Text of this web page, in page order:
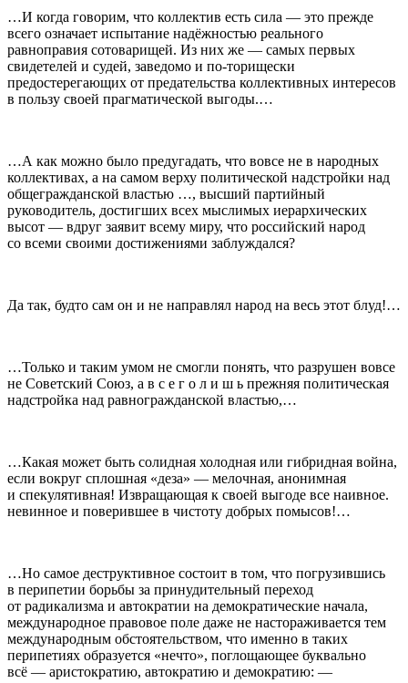
…И когда говорим, что коллектив есть сила — это прежде
всего означает испытание надёжностью реального
равноправия сотоварищей. Из них же — самых первых
свидетелей и судей, заведомо и по-торищески
предостерегающих от предательства коллективных интересов
в пользу своей прагматической выгоды.…
…А как можно было предугадать, что вовсе не в народных
коллективах, а на самом верху политической надстройки над
общегражданской властью …, высший партийный
руководитель, достигших всех мыслимых иерархических
высот — вдруг заявит всему миру, что российский народ
со всеми своими достижениями заблуждался?
Да так, будто сам он и не направлял народ на весь этот блуд!…
…Только и таким умом не смогли понять, что разрушен вовсе
не Советский Союз, а в с е г о л и ш ь прежняя политическая
надстройка над равногражданской властью,…
…Какая может быть солидная холодная или гибридная война,
если вокруг сплошная «деза» — мелочная, анонимная
и спекулятивная! Извращающая к своей выгоде все наивное.
невинное и поверившее в чистоту добрых помысов!…
…Но самое деструктивное состоит в том, что погрузившись
в перипетии борьбы за принудительный переход
от радикализма и автократии на демократические начала,
международное правовое поле даже не настораживается тем
международным обстоятельством, что именно в таких
перипетиях образуется «нечто», поглощающее буквально
всё — аристократию, автократию и демократию: —